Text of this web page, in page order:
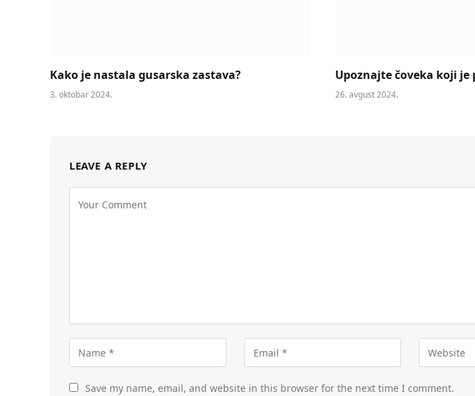
Kako je nastala gusarska zastava?
3. oktobar 2024.
Upoznajte čoveka koji je
26. avgust 2024.
LEAVE A REPLY
Save my name, email, and website in this browser for the next time I comment.